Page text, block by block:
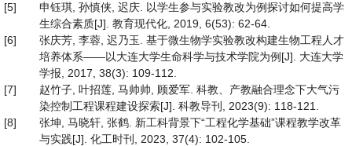
[5]
申钰琪, 孙慎侠, 迟庆. 以学生参与实验教改为例探讨如何提高学
生综合素质[J]. 教育现代化, 2019, 6(53): 62-64.
[6]
张庆芳, 李蓉, 迟乃玉. 基于微生物学实验教改构建生物工程人才
培养体系——以大连大学生命科学与技术学院为例[J]. 大连大学
学报, 2017, 38(3): 109-112.
[7]
赵竹子, 叶招莲, 马帅帅, 顾爱军. 科教、产教融合理念下大气污
染控制工程课程建设探索[J]. 科教导刊, 2023(9): 118-121.
[8]
张坤, 马晓轩, 张鹤. 新工科背景下“工程化学基础”课程教学改革
与实践[J]. 化工时刊, 2023, 37(4): 102-105.